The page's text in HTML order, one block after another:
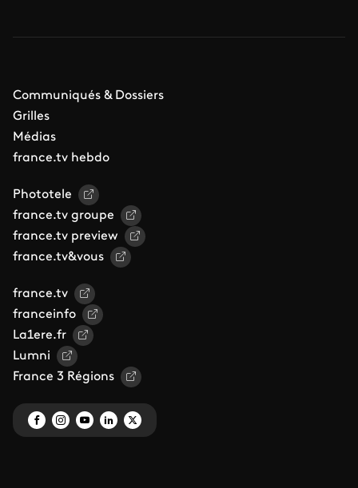
Communiqués & Dossiers
Grilles
Médias
france.tv hebdo
Phototele
france.tv groupe
france.tv preview
france.tv&vous
france.tv
franceinfo
La1ere.fr
Lumni
France 3 Régions